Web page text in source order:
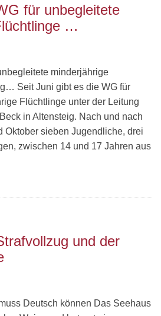
für unbegleitete
…
minderjährige
Seit Juni gibt es die WG für
Flüchtlinge unter der Leitung
in Altensteig. Nach und nach
Oktober sieben Jugendliche, drei
zwischen 14 und 17 Jahren aus
und der
Deutsch können Das Seehaus